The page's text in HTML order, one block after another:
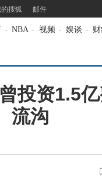
搜狐 邮件
- NBA - 视频 - 娱谈 -
投资1.5
流沟